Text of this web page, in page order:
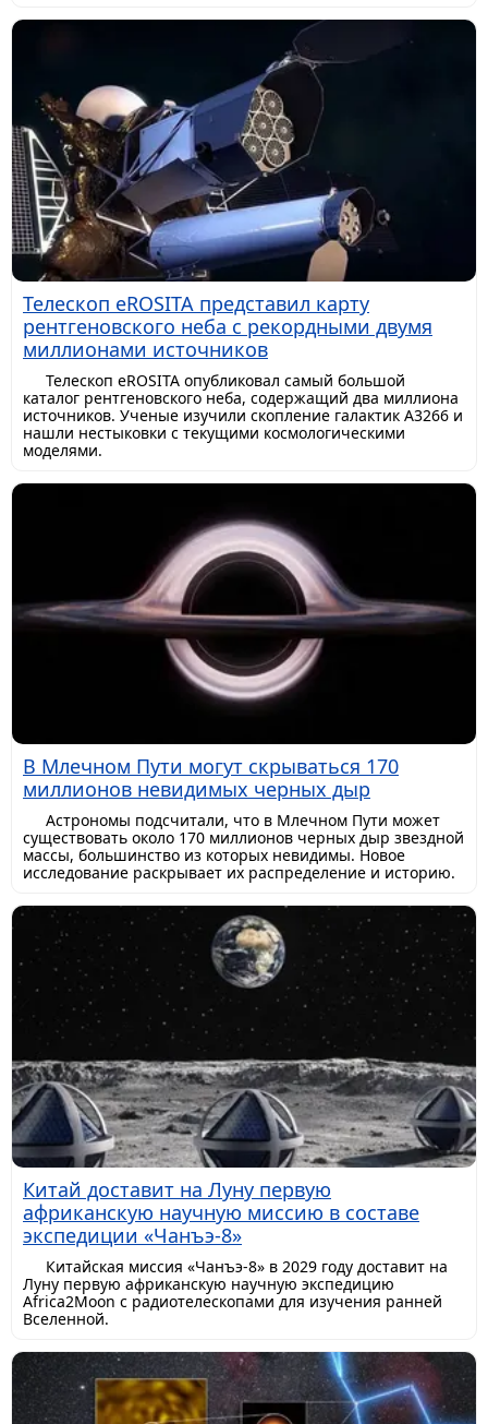
Телескоп eROSITA представил карту
рентгеновского неба с рекордными двумя
миллионами источников
Телескоп eROSITA опубликовал самый большой
каталог рентгеновского неба, содержащий два миллиона
источников. Ученые изучили скопление галактик A3266 и
нашли нестыковки с текущими космологическими
моделями.
В Млечном Пути могут скрываться 170
миллионов невидимых черных дыр
Астрономы подсчитали, что в Млечном Пути может
существовать около 170 миллионов черных дыр звездной
массы, большинство из которых невидимы. Новое
исследование раскрывает их распределение и историю.
Китай доставит на Луну первую
африканскую научную миссию в составе
экспедиции «Чанъэ-8»
Китайская миссия «Чанъэ-8» в 2029 году доставит на
Луну первую африканскую научную экспедицию
Africa2Moon с радиотелескопами для изучения ранней
Вселенной.